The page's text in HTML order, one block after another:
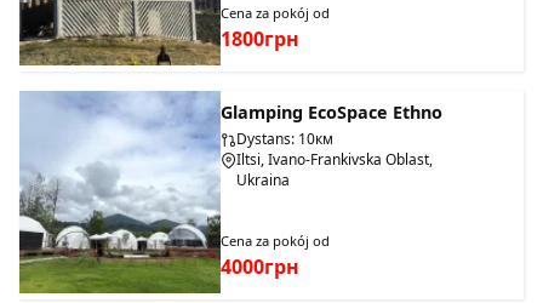
Cena za pokój od
1800грн
Glamping EcoSpace Ethno
Dystans: 10км
Iltsi, Ivano-Frankivska Oblast,
Ukraina
Cena za pokój od
4000грн